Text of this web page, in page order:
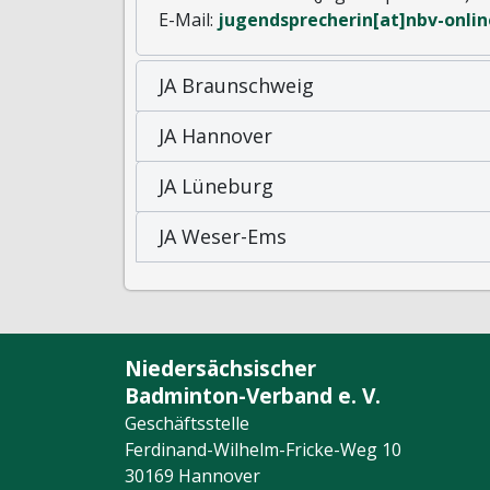
E-Mail: jugendsprecherin[at]nbv-
JA Braunschweig
JA Hannover
JA Lüneburg
JA Weser-Ems
Niedersächsischer
Badminton-Verband e. V.
Geschäftsstelle
Ferdinand-Wilhelm-Fricke-Weg 10
30169 Hannover